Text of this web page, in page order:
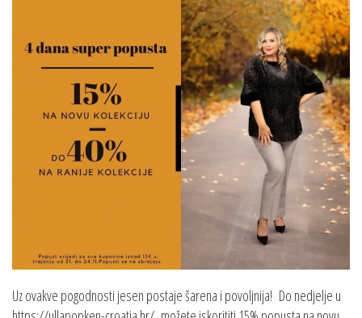
Uz ovakve pogodnosti jesen postaje šarena i povoljnija! Do nedjelje u